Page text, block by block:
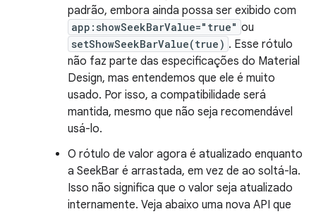
padrão, embora ainda possa ser exibido com
app:showSeekBarValue="true" ou
setShowSeekBarValue(true) . Esse rótulo
não faz parte das especificações do Material
Design, mas entendemos que ele é muito
usado. Por isso, a compatibilidade será
mantida, mesmo que não seja recomendável
usá-lo.
O rótulo de valor agora é atualizado enquanto
a SeekBar é arrastada, em vez de ao soltá-la.
Isso não significa que o valor seja atualizado
internamente. Veja abaixo uma nova API que